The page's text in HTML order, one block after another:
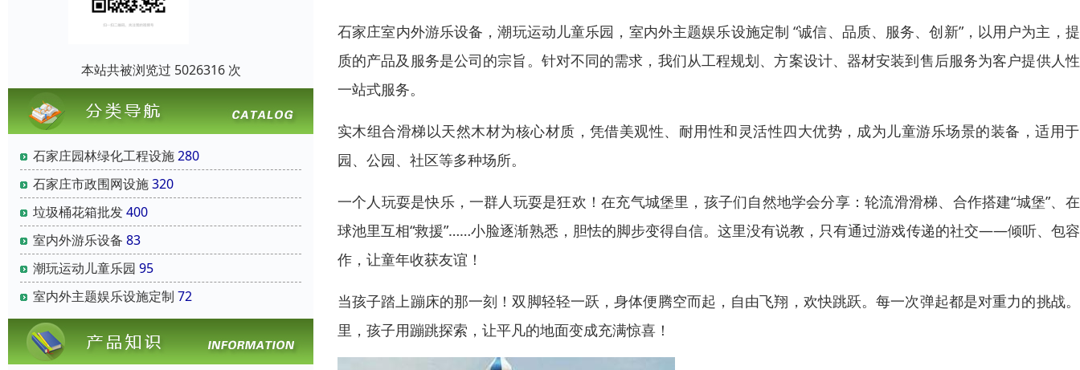
本站共被浏览过 5026316 次
石家庄园林绿化工程设施280
石家庄市政围网设施320
垃圾桶花箱批发400
室内外游乐设备 83
潮玩运动儿童乐园 95
室内外主题娱乐设施定制 72
石家庄室内外游乐设备，潮玩运动儿童乐园，室内外主题娱乐设施定制 “诚信、品质、服务、创新”，以用户为主，
质的产品及服务是公司的宗旨。针对不同的需求，我们从工程规划、方案设计、器材安装到售后服务为客户提供人
一站式服务。
实木组合滑梯以天然木材为核心材质，凭借美观性、耐用性和灵活性四大优势，成为儿童游乐场景的装备，适用
园、公园、社区等多种场所。
一个人玩耍是快乐，一群人玩耍是狂欢！在充气城堡里，孩子们自然地学会分享：轮流滑滑梯、合作搭建“城堡”、
球池里互相“救援”……小脸逐渐熟悉，胆怯的脚步变得自信。这里没有说教，只有通过游戏传递的社交——倾听、包
作，让童年收获友谊！
当孩子踏上蹦床的那一刻！双脚轻轻一跃，身体便腾空而起，自由飞翔，欢快跳跃。每一次弹起都是对重力的挑战
里，孩子用蹦跳探索，让平凡的地面变成充满惊喜！